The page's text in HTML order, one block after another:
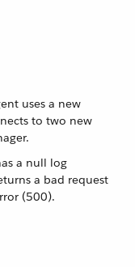
uses a new
to two new
a null log
a bad request
(500).